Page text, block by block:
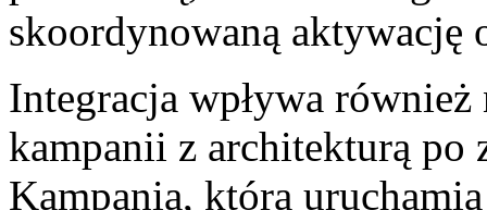
skoordynowaną aktywację
Integracja wpływa
kampanii z architekturą
Kampania, która